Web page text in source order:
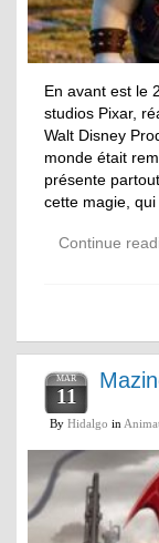
En avant est le
studios Pixar,
Walt Disney
monde était
présente
cette magie,
Continue
MAR
11
By Hidalgo in